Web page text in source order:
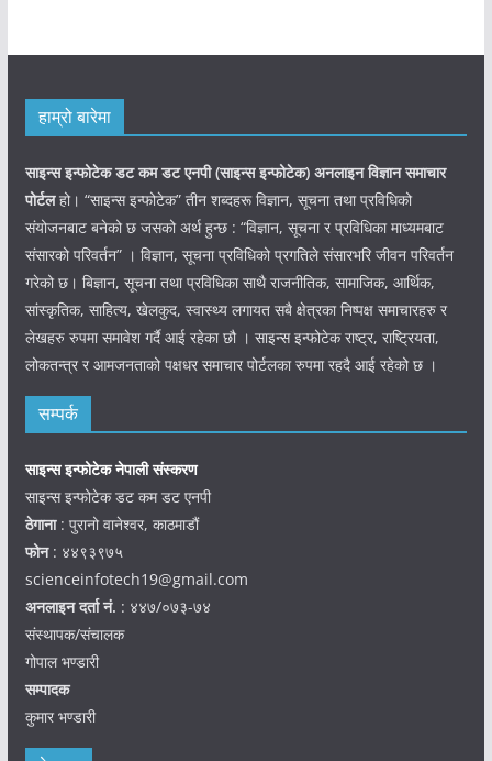
हाम्रो बारेमा
साइन्स इन्फोटेक डट कम डट एनपी (साइन्सइन्फोटेक) अनलाइन विज्ञान समाचार
पोर्टलहो। “साइन्स इन्फोटेक” तीन शब्दहरू विज्ञान, सूचना तथा प्रविधिको
संयोजनबाट बनेको छ जसको अर्थ हुन्छ : “विज्ञान, सूचना र प्रविधिका माध्यमबाट
संसारको परिवर्तन” । विज्ञान, सूचना प्रविधिको प्रगतिले संसारभरि जीवन परिवर्तन
गरेको छ। बिज्ञान, सूचना तथा प्रविधिका साथै राजनीतिक, सामाजिक, आर्थिक,
सांस्कृतिक, साहित्य, खेलकुद, स्वास्थ्य लगायत सबै क्षेत्रका निष्पक्ष समाचारहरु र
लेखहरु रुपमा समावेश गर्दै आई रहेका छौ । साइन्स इन्फोटेक राष्ट्र, राष्ट्रियता,
लोकतन्त्र र आमजनताको पक्षधर समाचार पोर्टलका रुपमा रहदै आई रहेको छ ।
सम्पर्क
साइन्स इन्फोटेक नेपाली संस्करण
साइन्स इन्फोटेक डट कम डट एनपी
ठेगाना: पुरानो वानेश्वर, काठमाडौं
फोन: ४४९३९७५
scienceinfotech19@gmail.com
अनलाइन दर्ता नं. : ४४७/०७३-७४
संस्थापक/संचालक
गोपाल भण्डारी
सम्पादक
कुमार भण्डारी